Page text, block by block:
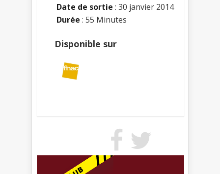
Date de sortie : 30 janvier 2014
Durée : 55 Minutes
Disponible sur